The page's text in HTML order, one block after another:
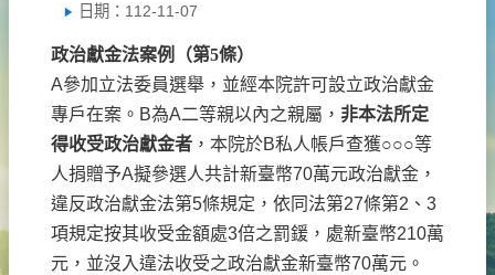
日期：112-11-07
政治獻金法案例（第5條）
A參加立法委員選舉，並經本院許可設立政治獻金
專戶在案。 B為A二等親以內之親屬， 非本法所定
得收受政治獻金者 ，本院於B私人帳戶查獲○○○等
人捐贈予A擬參選人共計新臺幣70萬元政治獻金，
違反政治獻金法第5條規定，依同法第27條第2 、 3
項規定按其收受金額處3倍之罰鍰，處新臺幣210萬
元，並沒入違法收受之政治獻金新臺幣70萬元。